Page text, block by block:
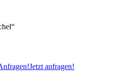
Jetzt anfragen!